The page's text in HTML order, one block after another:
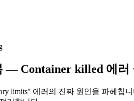
— Container killed 에러
limits" 에러의 진짜 원인을 파헤칩